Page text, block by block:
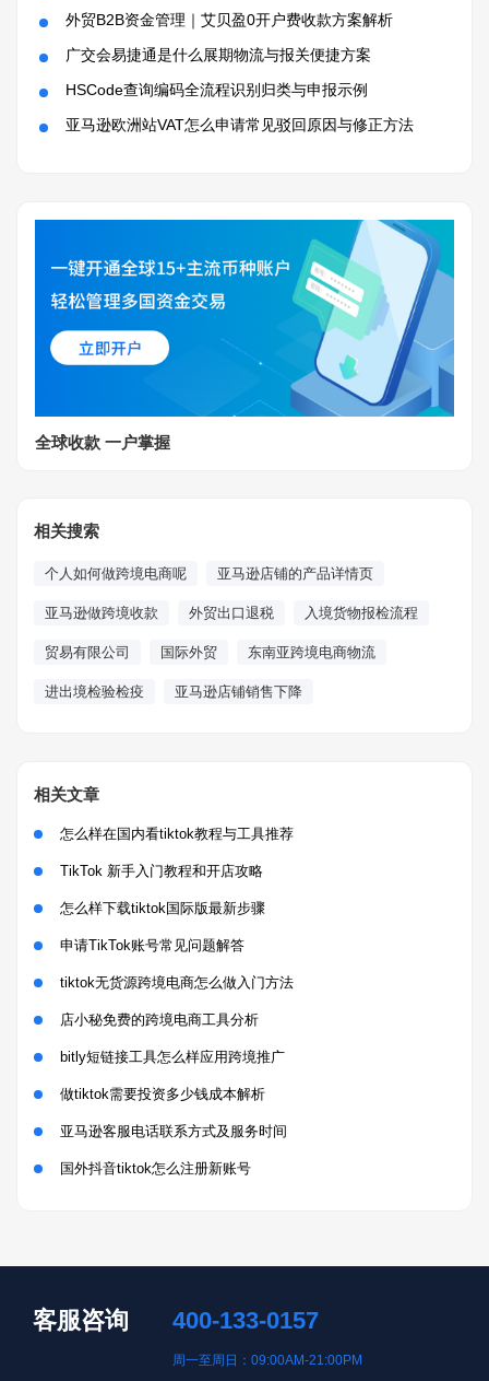
外贸B2B资金管理｜艾贝盈0开户费收款方案解析
广交会易捷通是什么展期物流与报关便捷方案
HSCode查询编码全流程识别归类与申报示例
亚马逊欧洲站VAT怎么申请常见驳回原因与修正方法
全球收款 一户掌握
相关搜索
个人如何做跨境电商呢 亚马逊店铺的产品详情页
亚马逊做跨境收款 外贸出口退税 入境货物报检流程
贸易有限公司 国际外贸 东南亚跨境电商物流
进出境检验检疫 亚马逊店铺销售下降
相关文章
怎么样在国内看tiktok教程与工具推荐
TikTok 新手入门教程和开店攻略
怎么样下载tiktok国际版最新步骤
申请TikTok账号常见问题解答
tiktok无货源跨境电商怎么做入门方法
店小秘免费的跨境电商工具分析
bitly短链接工具怎么样应用跨境推广
做tiktok需要投资多少钱成本解析
亚马逊客服电话联系方式及服务时间
国外抖音tiktok怎么注册新账号
客服咨询 400-133-0157
周一至周日：09:00AM-21:00PM